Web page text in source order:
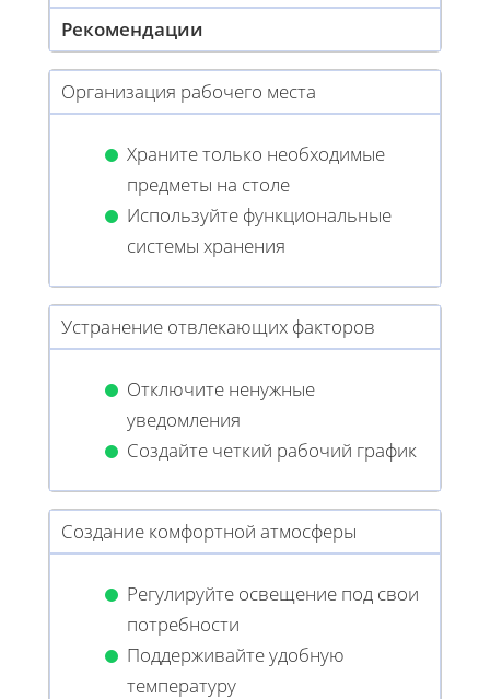
Рекомендации
Организация рабочего места
Храните только необходимые
предметы на столе
Используйте функциональные
системы хранения
Устранение отвлекающих факторов
Отключите ненужные
уведомления
Создайте четкий рабочий график
Создание комфортной атмосферы
Регулируйте освещение под свои
потребности
Поддерживайте удобную
температуру